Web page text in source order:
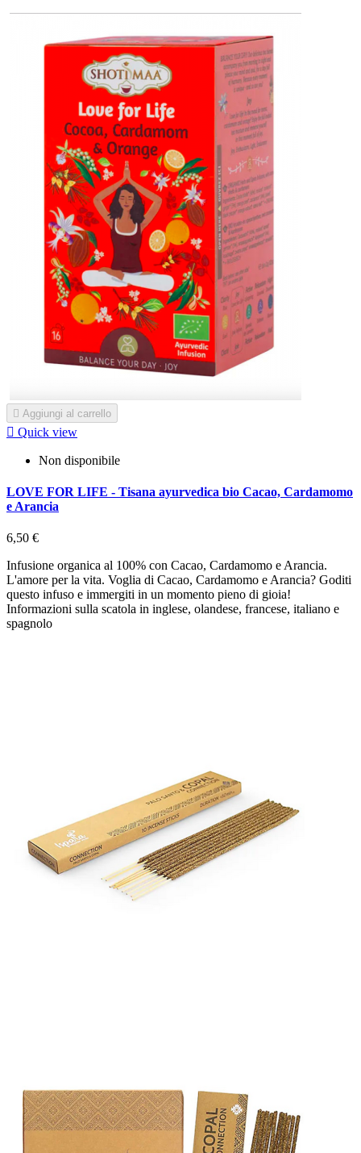
 Aggiungi al carrello
 Quick view
Non disponibile
LOVE FOR LIFE - Tisana ayurvedica bio Cacao, Cardamomo
e Arancia
6,50 €
Infusione organica al 100% con Cacao, Cardamomo e Arancia.
L'amore per la vita. Voglia di Cacao, Cardamomo e Arancia? Goditi
questo infuso e immergiti in un momento pieno di gioia!
Informazioni sulla scatola in inglese, olandese, francese, italiano e
spagnolo